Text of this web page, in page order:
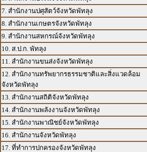
7. สำนักงานปศุสัตว์จังหวัดพัทลุง
8. สำนักงานเกษตรจังหวัดพัทลุง
9. สำนักงานสหกรณ์จังหวัดพัทลุง
10. ส.ป.ก. พัทลุง
11. สำนักงานขนส่งจังหวัดพัทลุง
12. สำนักงานทรัพยากรธรรมชาติและสิ่งแวดล้อม
จังหวัดพัทลุง
13. สำนักงานสถิติจังหวัดพัทลุง
14. สำนักงานพลังงานจังหวัดพัทลุง
15. สำนักงานพาณิชย์จังหวัดพัทลุง
16. สำนักงานจังหวัดพัทลุง
17. ที่ทำการปกครองจังหวัดพัทลุง